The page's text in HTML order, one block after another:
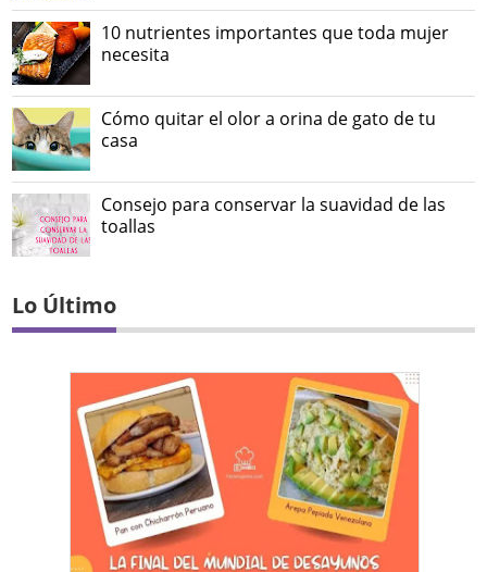
10 nutrientes importantes que toda mujer
necesita
Cómo quitar el olor a orina de gato de tu
casa
Consejo para conservar la suavidad de las
toallas
Lo Último